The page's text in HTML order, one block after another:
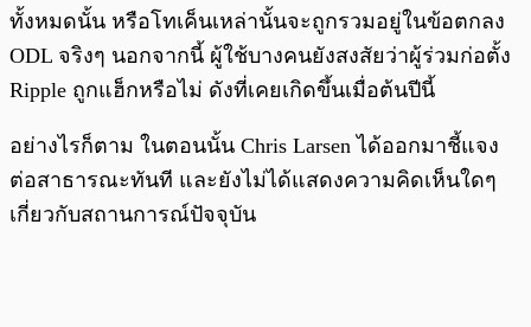
ทั้งหมดนั้น หรือโทเค็นเหล่านั้นจะถูกรวมอยู่ในข้อตกลง
ODL จริงๆ นอกจากนี้ ผู้ใช้บางคนยังสงสัยว่าผู้ร่วมก่อตั้ง
Ripple ถูกแฮ็กหรือไม่ ดังที่เคยเกิดขึ้นเมื่อต้นปีนี้
อย่างไรก็ตาม ในตอนนั้น Chris Larsen ได้ออกมาชี้แจง
ต่อสาธารณะทันที และยังไม่ได้แสดงความคิดเห็นใดๆ
เกี่ยวกับสถานการณ์ปัจจุบัน